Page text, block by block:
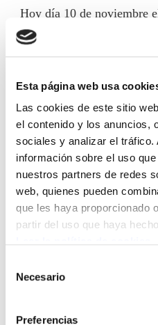
Esta página web usa
Las cookies de este sitio
el contenido y los anuncios,
sociales y analizar el tráfico.
información sobre el uso
nuestros partners de redes
web, quienes pueden
que les haya proporcionado
partir del uso que haya
Necesario
Preferencias
Hoy día 10 de noviembre
Seguridad ha puesto sobre
Jornada anual de 1592
Disfrute de los días de
Incremento salarial
conceptos retributivos.
Recuperación del
productividad por
Unidad de apoyo a
la Brigada de
sin presentar una